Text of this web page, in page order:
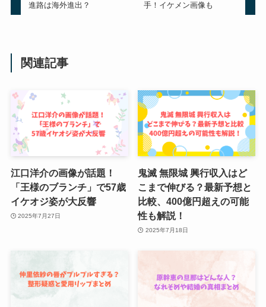
進路は海外進出？
手！イケメン画像も
関連記事
江口洋介の画像が話題！
「王様のブランチ」で57歳
イケオジ姿が大反響
2025年7月27日
鬼滅 無限城 興行収入はど
こまで伸びる？最新予想と
比較、400億円超えの可能
性も解説！
2025年7月18日